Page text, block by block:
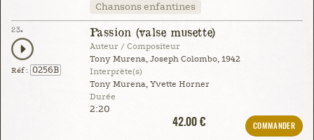
Chansons enfantines
23.
Réf : 0256B
Passion (valse musette)
Auteur / Compositeur
Tony Murena, Joseph Colombo, 1942
Interprète(s)
Tony Murena, Yvette Horner
Durée
2:20
42.00 €
COMMANDER